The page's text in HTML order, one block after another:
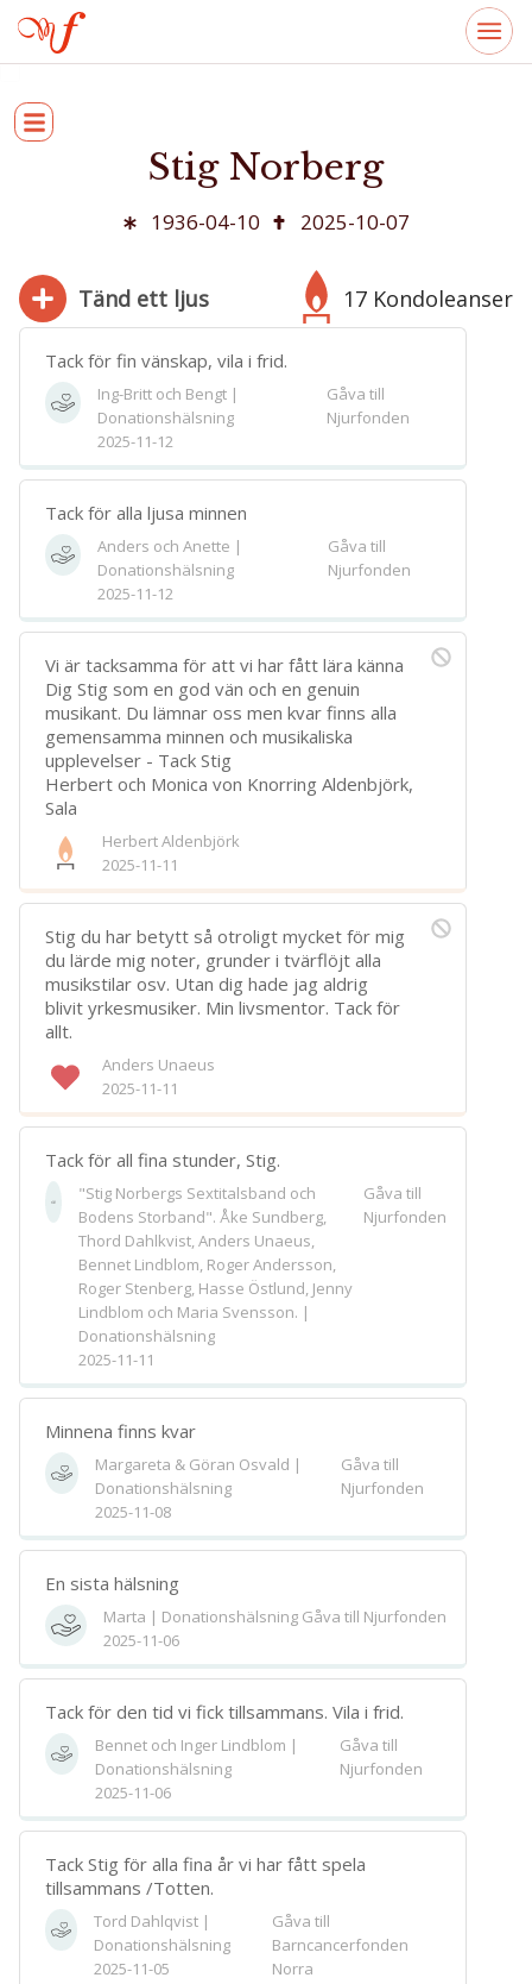
Stig Norberg
1936-04-10 2025-10-07
Tänd ett ljus 17 Kondoleanser
280
Jag har läst och accepterar villkoren
Spara
Välj bakgrund
Tack för fin vänskap, vila i frid.
Ing-Britt och Bengt |
Donationshälsning
2025-11-12
Gåva till
Njurfonden
Tack för alla ljusa minnen
Anders och Anette |
Donationshälsning
2025-11-12
Gåva till
Njurfonden
Vi är tacksamma för att vi har fått lära känna
Dig Stig som en god vän och en genuin
musikant. Du lämnar oss men kvar finns alla
gemensamma minnen och musikaliska
upplevelser - Tack Stig
Herbert och Monica von Knorring Aldenbjörk,
Sala
Herbert Aldenbjörk
2025-11-11
Stig du har betytt så otroligt mycket för mig
du lärde mig noter, grunder i tvärflöjt alla
musikstilar osv. Utan dig hade jag aldrig
blivit yrkesmusiker. Min livsmentor. Tack för
allt.
Anders Unaeus
2025-11-11
Tack för all fina stunder, Stig.
"Stig Norbergs Sextitalsband och
Bodens Storband". Åke Sundberg,
Thord Dahlkvist, Anders Unaeus,
Bennet Lindblom, Roger Andersson,
Roger Stenberg, Hasse Östlund, Jenny
Lindblom och Maria Svensson. |
Donationshälsning
2025-11-11
Gåva till
Njurfonden
Minnena finns kvar
Margareta & Göran Osvald |
Donationshälsning
2025-11-08
Gåva till
Njurfonden
En sista hälsning
Marta | Donationshälsning
2025-11-06
Gåva till Njurfonden
Tack för den tid vi fick tillsammans. Vila i frid.
Bennet och Inger Lindblom |
Donationshälsning
2025-11-06
Gåva till
Njurfonden
Tack Stig för alla fina år vi har fått spela
tillsammans /Totten.
Tord Dahlqvist |
Donationshälsning
2025-11-05
Gåva till
Barncancerfonden
Norra